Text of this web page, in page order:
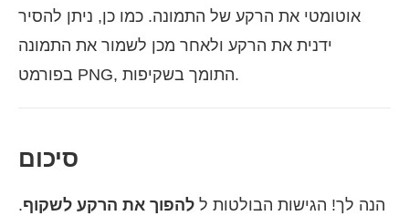
אוטומטי את הרקע של התמונה. כמו כן, ניתן להסיר
ידנית את הרקע ולאחר מכן לשמור את התמונה
בפורמט PNG, התומך בשקיפות.
סיכום
הנה לך! הגישות הבולטות ל להפוך את הרקע לשקוף.